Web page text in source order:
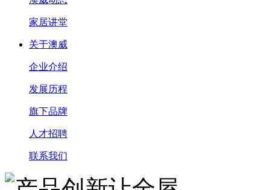
家居讲堂
关于澳威
企业介绍
发展历程
旗下品牌
人才招聘
联系我们